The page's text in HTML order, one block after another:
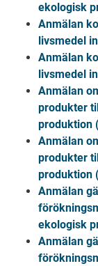
ekologisk
Anmälan
livsmedel
Anmälan
livsmedel
Anmälan
produkter
produktion
Anmälan
produkter
produktion
Anmälan
ekologisk
Anmälan